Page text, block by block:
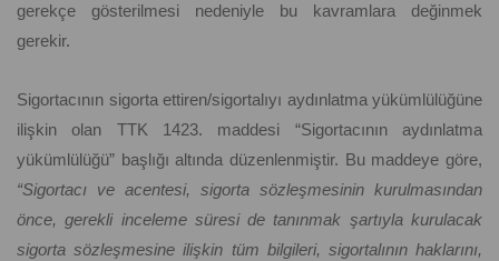
gerekçe gösterilmesi nedeniyle bu kavramlara değinmek
gerekir.
Sigortacının sigorta ettiren/sigortalıyı aydınlatma yükümlülüğüne
ilişkin olan TTK 1423. maddesi “Sigortacının aydınlatma
yükümlülüğü” başlığı altında düzenlenmiştir. Bu maddeye göre,
“Sigortacı ve acentesi, sigorta sözleşmesinin kurulmasından
önce, gerekli inceleme süresi de tanınmak şartıyla kurulacak
sigorta sözleşmesine ilişkin tüm bilgileri, sigortalının haklarını,